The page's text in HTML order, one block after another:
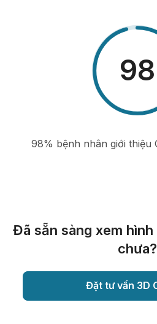
98
98% bệnh nhân giới thiệu
Đã sẵn sàng xem
chưa?
Đặt tư vấn 3D